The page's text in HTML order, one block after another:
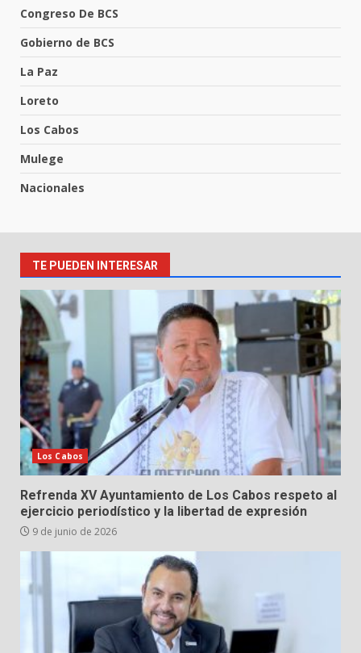
Congreso De BCS
Gobierno de BCS
La Paz
Loreto
Los Cabos
Mulege
Nacionales
TE PUEDEN INTERESAR
Los Cabos
Refrenda XV Ayuntamiento de Los Cabos respeto al
ejercicio periodístico y la libertad de expresión
9 de junio de 2026